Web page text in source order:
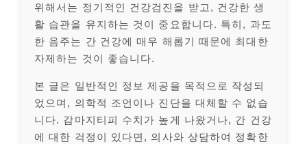
위해서는 정기적인 건강검진을 받고, 건강한 생
활 습관을 유지하는 것이 중요합니다. 특히, 과도
한 음주는 간 건강에 매우 해롭기 때문에 최대한
자제하는 것이 좋습니다.
본 글은 일반적인 정보 제공을 목적으로 작성되
었으며, 의학적 조언이나 진단을 대체할 수 없습
니다. 감마지티피 수치가 높게 나왔거나, 간 건강
에 대한 걱정이 있다면, 의사와 상담하여 정확한